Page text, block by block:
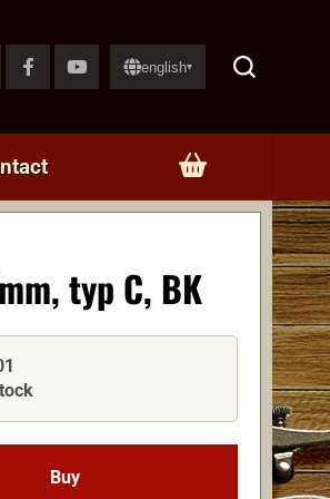
english▾
typ C, BK